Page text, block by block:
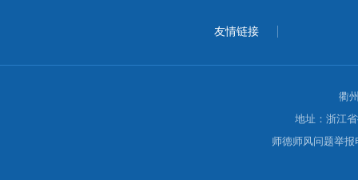
友情链接
衢
地址：浙江
师德师风问题举报